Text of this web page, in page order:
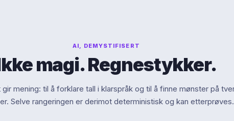
AI, DEMYSTIFISERT
magi. Regnestykker.
mening: til å forklare tall i klarspråk og til å finne mønster på
Selve rangeringen er derimot deterministisk og kan etterprøves.